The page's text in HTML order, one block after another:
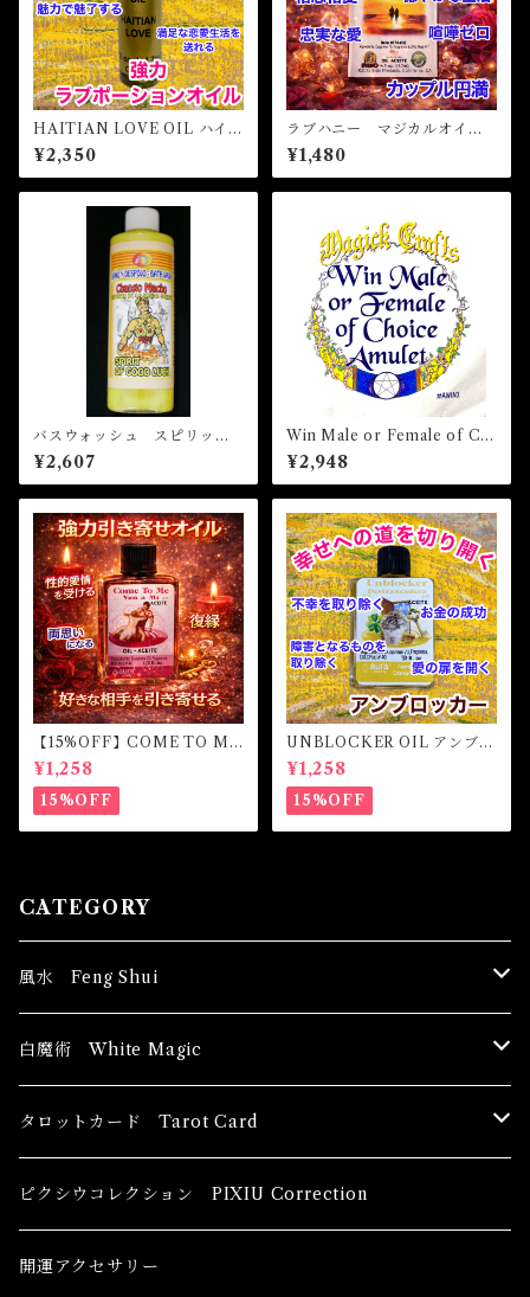
HAITIAN LOVE OIL ハイチ
ャンラブオイル
¥2,350
ラブハニー マジカルオイ
ル・魔女オイル LOVE HO
NEY Magical Oil
¥1,480
バスウォッシュ スピリット
オブグッドラック Bath Was
h SPIRIT OF GOOD LUCK
¥2,607
Win Male or Female of Ch
oice Amulet ウィンメールオ
アフィメールオブチョイスア
ミュレット 白魔術アミュレ
¥2,948
【15%OFF】COME TO ME
OIL カムトゥーミーオイル
白魔術オイル
¥1,258
15%OFF
UNBLOCKER OIL アンブロ
ッカーオイル -障害となるも
のを取り除く-
¥1,258
15%OFF
CATEGORY
風水 Feng Shui
ブッダ Buddha
恋愛運
健康運 Health
金運 Money
白魔術 White Magic
香油 Oils
恋愛 Love
金運 Money
キャンドル Candles
恋愛 Love
線香 Stick Incense
タロットカード Tarot Card
初心者向け For The Beginners
中級者向け
ピクシウコレクション PIXIU Correction
開運アクセサリー